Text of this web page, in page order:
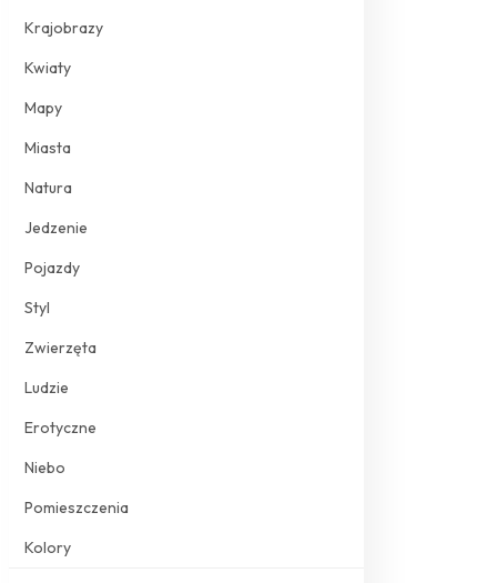
Krajobrazy
Kwiaty
Mapy
Miasta
Natura
Jedzenie
Pojazdy
Styl
Zwierzęta
Ludzie
Erotyczne
Niebo
Pomieszczenia
Kolory